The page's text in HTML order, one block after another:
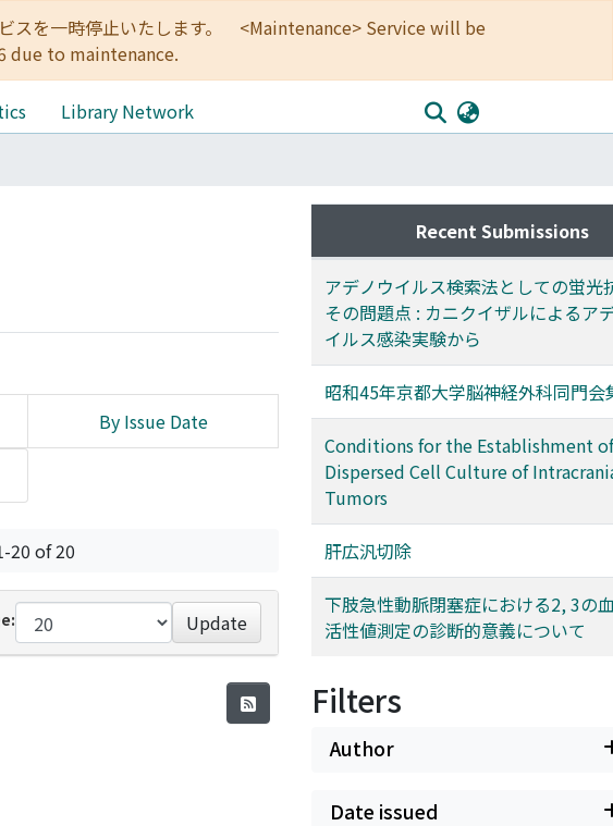
スを一時停止いたします。 <Maintenance> Service will be
due to maintenance.
Library Network
By Issue Date
20 of 20
Update
Recent Submissions
アデノウイルス検索法としての蛍光
その問題点 : カニクイザルによるア
イルス感染実験から
昭和45年京都大学脳神経外科同門会
Conditions for the Establishment of
Dispersed Cell Culture of
Tumors
肝広汎切除
下肢急性動脈閉塞症における2, 3の
活性値測定の診断的意義について
Filters
Author
Date issued